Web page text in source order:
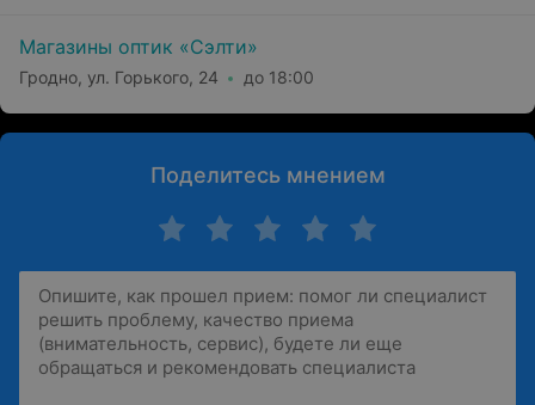
Магазины оптик «Сэлти»
Гродно, ул. Горького, 24 до 18:00
Поделитесь мнением